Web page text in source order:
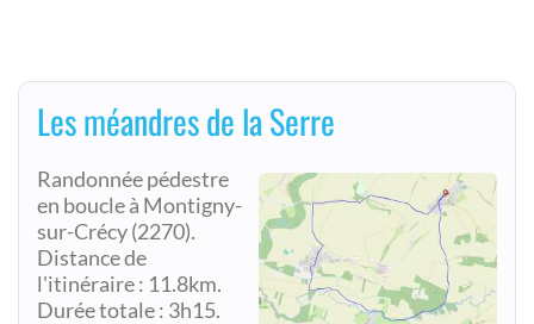
Les méandres de la Serre
Randonnée pédestre
en boucle à Montigny-
sur-Crécy (2270).
Distance de
l'itinéraire : 11.8km.
Durée totale : 3h15.